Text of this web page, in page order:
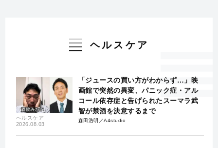
ヘルスケア
ヘルスケア
2026.08.03
「ジュースの買い方がわからず…」映
画館で突然の異変、パニック症・アル
コール依存症と告げられたスーマラ武
智が禁酒を決意するまで
森田浩明／A4studio